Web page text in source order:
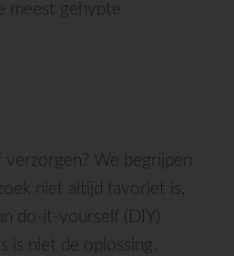
meest gehypte
We begrijpen
niet altijd favoriet is,
do-it-yourself (DIY)
is niet de oplossing.